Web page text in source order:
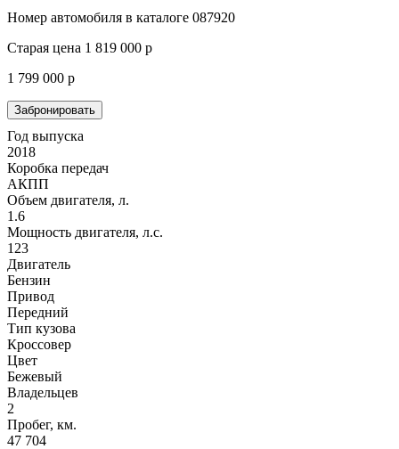
Номер автомобиля в каталоге 087920
Старая цена 1 819 000 р
1 799 000 р
Забронировать
Год выпуска
2018
Коробка передач
АКПП
Объем двигателя, л.
1.6
Мощность двигателя, л.с.
123
Двигатель
Бензин
Привод
Передний
Тип кузова
Кроссовер
Цвет
Бежевый
Владельцев
2
Пробег, км.
47 704